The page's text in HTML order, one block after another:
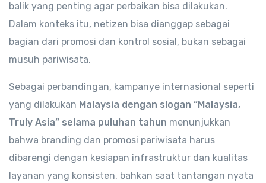
balik yang penting agar perbaikan bisa dilakukan.
Dalam konteks itu, netizen bisa dianggap sebagai
bagian dari promosi dan kontrol sosial, bukan sebagai
musuh pariwisata.
Sebagai perbandingan, kampanye internasional seperti
yang dilakukan Malaysia dengan slogan “Malaysia,
Truly Asia” selama puluhan tahun menunjukkan
bahwa branding dan promosi pariwisata harus
dibarengi dengan kesiapan infrastruktur dan kualitas
layanan yang konsisten, bahkan saat tantangan nyata